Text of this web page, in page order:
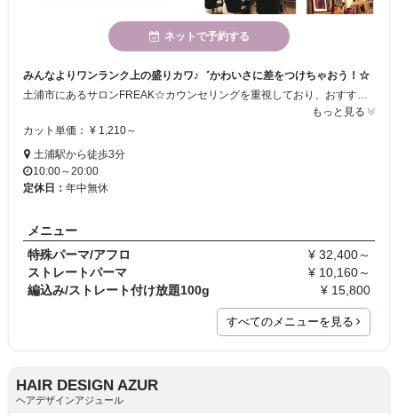
ネットで予約する
みんなよりワンランク上の盛りカワ♪゛かわいさに差をつけちゃおう！☆
土浦市にあるサロンFREAK☆カウンセリングを重視しており、おすすめのヘアスタイルにします。エクステ、スパイラル・ツイストなどハードなパーマ。ブラックヘアなど派手かわヘアメニューも多数あり☆ネイル、メイクアップ、着付け等も行っておりますので、盛りかわトータルコーデで周りと差をつけちゃいましょう☆スタッフ一同心よりご来店をおまちしております☆
もっと見る
カット単価： ¥ 1,210～
土浦駅から徒歩3分
10:00～20:00
定休日： 年中無休
メニュー
特殊パーマ/アフロ
¥ 32,400～
ストレートパーマ
¥ 10,160～
編込み/ストレート付け放題100g
¥ 15,800
すべてのメニューを見る
HAIR DESIGN AZUR
ヘアデザインアジュール